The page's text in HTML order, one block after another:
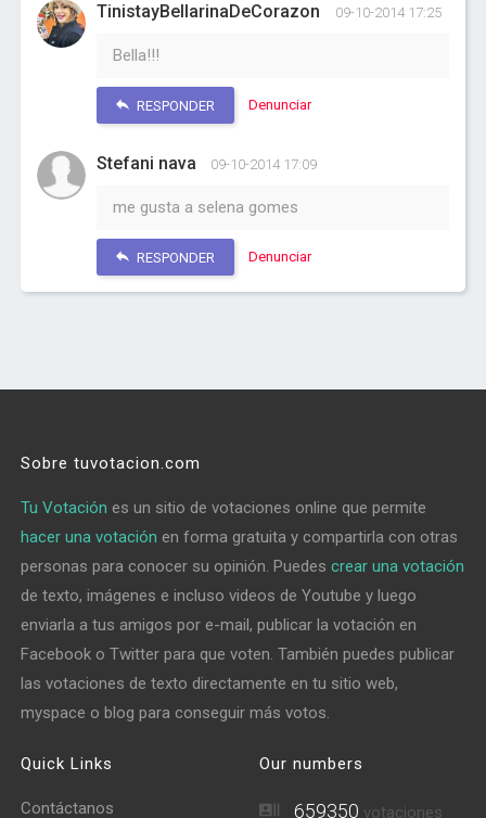
TinistayBellarinaDeCorazon 09-10-2014 17:25
Bella!!!
RESPONDER Denunciar
Stefani nava 09-10-2014 17:09
me gusta a selena gomes
RESPONDER Denunciar
Sobre tuvotacion.com
Tu Votación es un sitio de votaciones online que permite
hacer una votación en forma gratuita y compartirla con otras
personas para conocer su opinión. Puedescrear una votación
de texto, imágenes e incluso videos de Youtube y luego
enviarla a tus amigos por e-mail, publicar la votación en
Facebook o Twitter para que voten. También puedes publicar
las votaciones de texto directamente en tu sitio web,
myspace o blog para conseguir más votos.
Quick Links
Contáctanos
Our numbers
659350 votaciones